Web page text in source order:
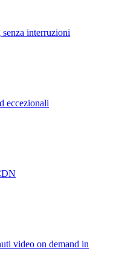
interruzioni
eccezionali
video on demand in